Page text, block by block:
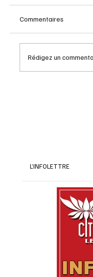
Commentaires
Rédigez un
L’INFOLETTRE